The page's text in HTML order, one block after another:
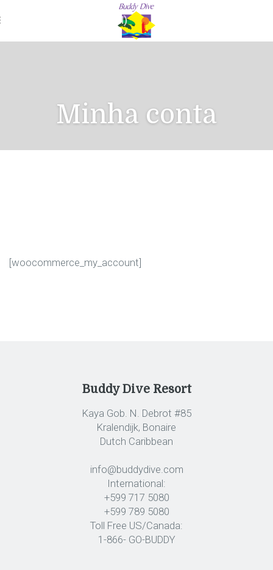
Menu - Portuguese (Brazil)
Minha conta
[woocommerce_my_account]
Buddy Dive Resort
Kaya Gob. N. Debrot #85
Kralendijk, Bonaire
Dutch Caribbean
info@buddydive.com
International:
+599 717 5080
+599 789 5080
Toll Free US/Canada:
1-866- GO-BUDDY